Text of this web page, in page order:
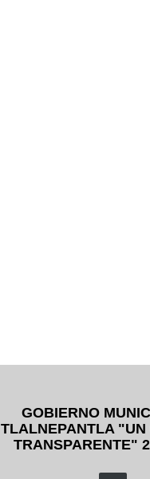
GOBIERNO
TLALNEPANTLA "UN
TRANSPARENTE"